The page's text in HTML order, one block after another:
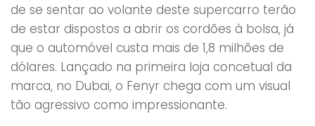
de se sentar ao volante deste supercarro terão
de estar dispostos a abrir os cordões à bolsa, já
que o automóvel custa mais de 1,8 milhões de
dólares. Lançado na primeira loja concetual da
marca, no Dubai, o Fenyr chega com um visual
tão agressivo como impressionante.